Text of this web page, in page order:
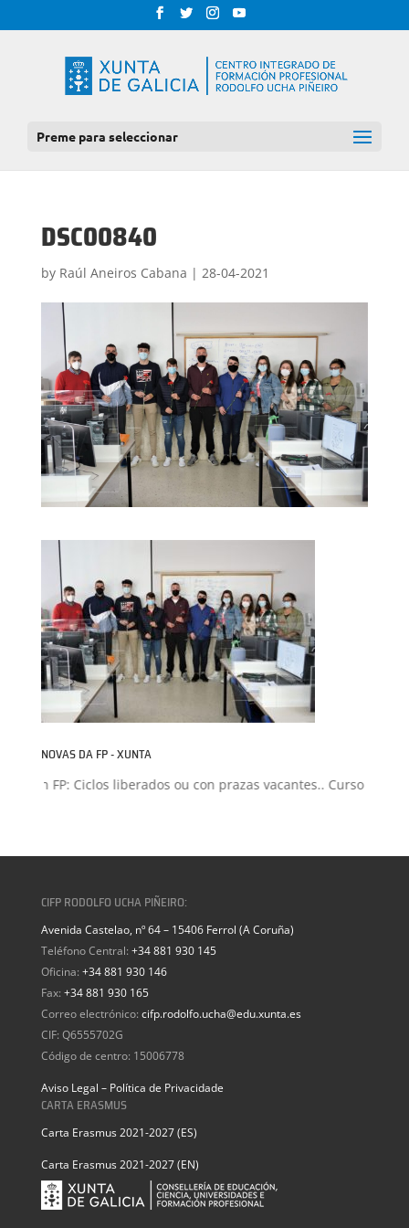
Preme para seleccionar
DSC00840
by Raúl Aneiros Cabana | 28-04-2021
NOVAS DA FP - XUNTA
FP: Ciclos liberados ou con prazas vacantes.. Curso 2026-
CIFP RODOLFO UCHA PIÑEIRO:
Avenida Castelao, nº 64 – 15406 Ferrol (A Coruña)
Teléfono Central: +34 881 930 145
Oficina: +34 881 930 146
Fax: +34 881 930 165
Correo electrónico: cifp.rodolfo.ucha@edu.xunta.es
CIF: Q6555702G
Código de centro: 15006778
Aviso Legal – Política de Privacidade
CARTA ERASMUS
Carta Erasmus 2021-2027 (ES)
Carta Erasmus 2021-2027 (EN)